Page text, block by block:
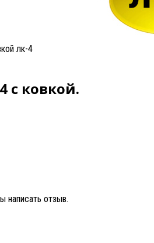
лк-4
с ковкой.
написать отзыв.